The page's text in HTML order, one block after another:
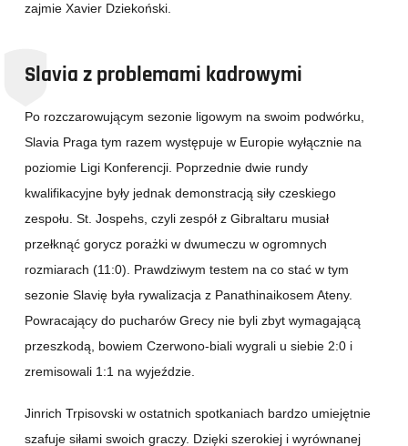
zajmie Xavier Dziekoński.
Slavia z problemami kadrowymi
Po rozczarowującym sezonie ligowym na swoim podwórku,
Slavia Praga tym razem występuje w Europie wyłącznie na
poziomie Ligi Konferencji. Poprzednie dwie rundy
kwalifikacyjne były jednak demonstracją siły czeskiego
zespołu. St. Jospehs, czyli zespół z Gibraltaru musiał
przełknąć gorycz porażki w dwumeczu w ogromnych
rozmiarach (11:0). Prawdziwym testem na co stać w tym
sezonie Slavię była rywalizacja z Panathinaikosem Ateny.
Powracający do pucharów Grecy nie byli zbyt wymagającą
przeszkodą, bowiem Czerwono-biali wygrali u siebie 2:0 i
zremisowali 1:1 na wyjeździe.
Jinrich Trpisovski w ostatnich spotkaniach bardzo umiejętnie
szafuje siłami swoich graczy. Dzięki szerokiej i wyrównanej